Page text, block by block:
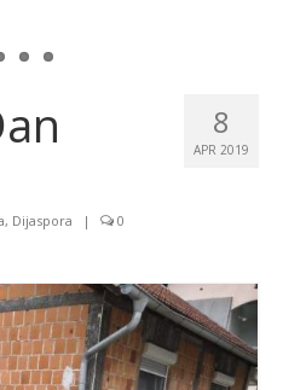
8
APR 2019
, Dijaspora | 0